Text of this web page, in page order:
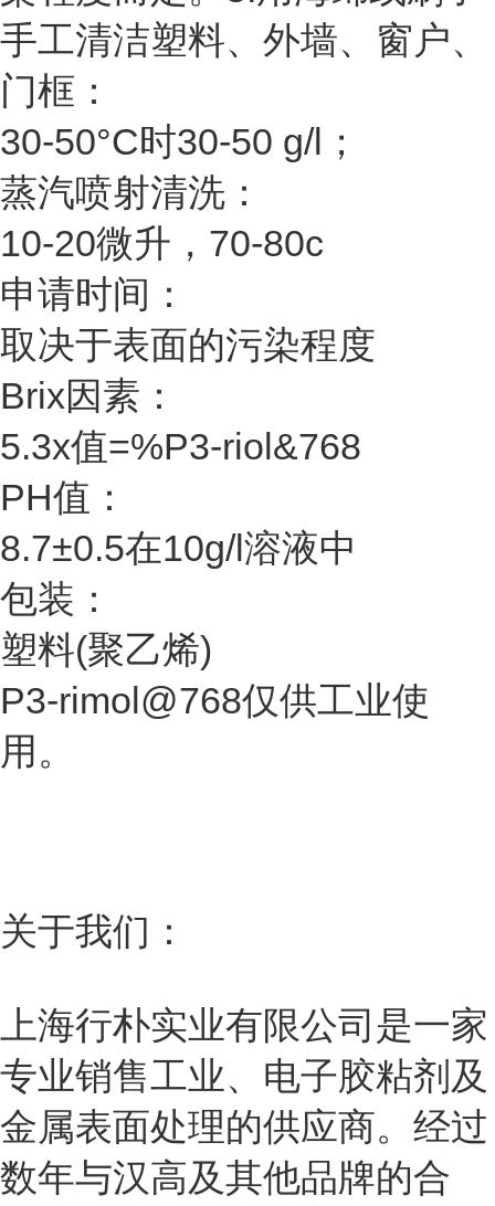
手工清洁塑料、外墙、窗户、
门框：
30-50°C时30-50 g/l；
蒸汽喷射清洗：
10-20微升，70-80c
申请时间：
取决于表面的污染程度
Brix因素：
5.3x值=%P3-riol&768
PH值：
8.7±0.5在10g/l溶液中
包装：
塑料(聚乙烯)
P3-rimol@768仅供工业使
用。
关于我们：
上海行朴实业有限公司是一家
专业销售工业、电子胶粘剂及
金属表面处理的供应商。经过
数年与汉高及其他品牌的合